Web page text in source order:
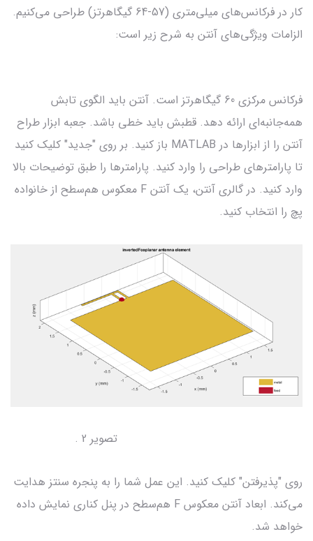
کار در فرکانس‌های میلی‌متری (57-64 گیگاهرتز) طراحی می‌کنیم.
الزامات ویژگی‌های آنتن به شرح زیر است:
فرکانس مرکزی 60 گیگاهرتز است. آنتن باید الگوی تابش
همه‌جانبه‌ای ارائه دهد. قطبش باید خطی باشد. جعبه ابزار طراح
آنتن را از ابزارها در MATLAB باز کنید. بر روی "جدید" کلیک کنید
تا پارامترهای طراحی را وارد کنید. پارامترها را طبق توضیحات بالا
وارد کنید. در گالری آنتن، یک آنتن F معکوس هم‌سطح از خانواده
پچ را انتخاب کنید.
تصویر 2 .
روی "پذیرفتن" کلیک کنید. این عمل شما را به پنجره سنتز هدایت
می‌کند. ابعاد آنتن معکوس F هم‌سطح در پنل کناری نمایش داده
خواهد شد.